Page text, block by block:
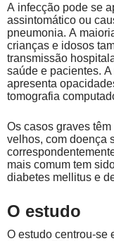
A infecção pode se
assintomático ou
pneumonia. A
crianças e idosos
transmissão
saúde e pacientes.
apresenta
tomografia
Os casos graves
velhos, com doença
mais comum tem
diabetes mellitus e
O estudo
O estudo centrou-se